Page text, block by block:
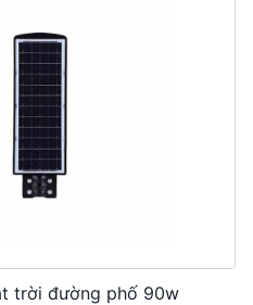
trời đường phố 90w